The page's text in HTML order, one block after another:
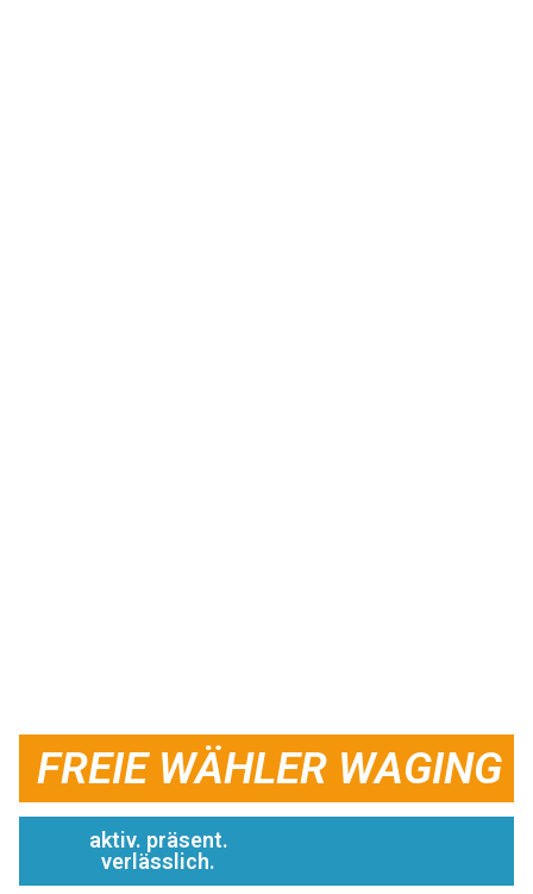
FREIE WÄHLER WAGING
aktiv. präsent.
verlässlich.